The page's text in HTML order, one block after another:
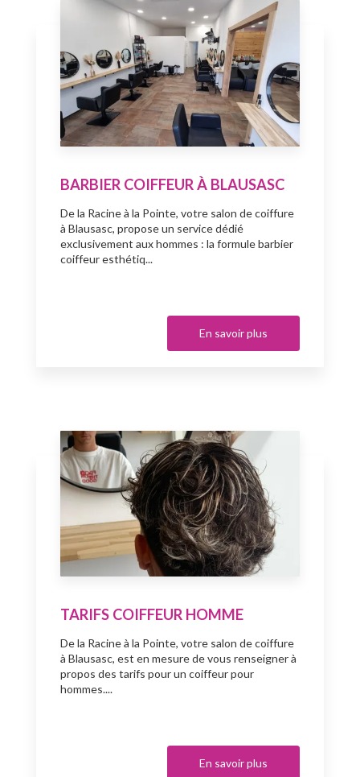
BARBIER COIFFEUR À BLAUSASC
De la Racine à la Pointe, votre salon de coiffure
à Blausasc, propose un service dédié
exclusivement aux hommes : la formule barbier
coiffeur esthétiq...
En savoir plus
TARIFS COIFFEUR HOMME
De la Racine à la Pointe, votre salon de coiffure
à Blausasc, est en mesure de vous renseigner à
propos des tarifs pour un coiffeur pour
hommes....
En savoir plus